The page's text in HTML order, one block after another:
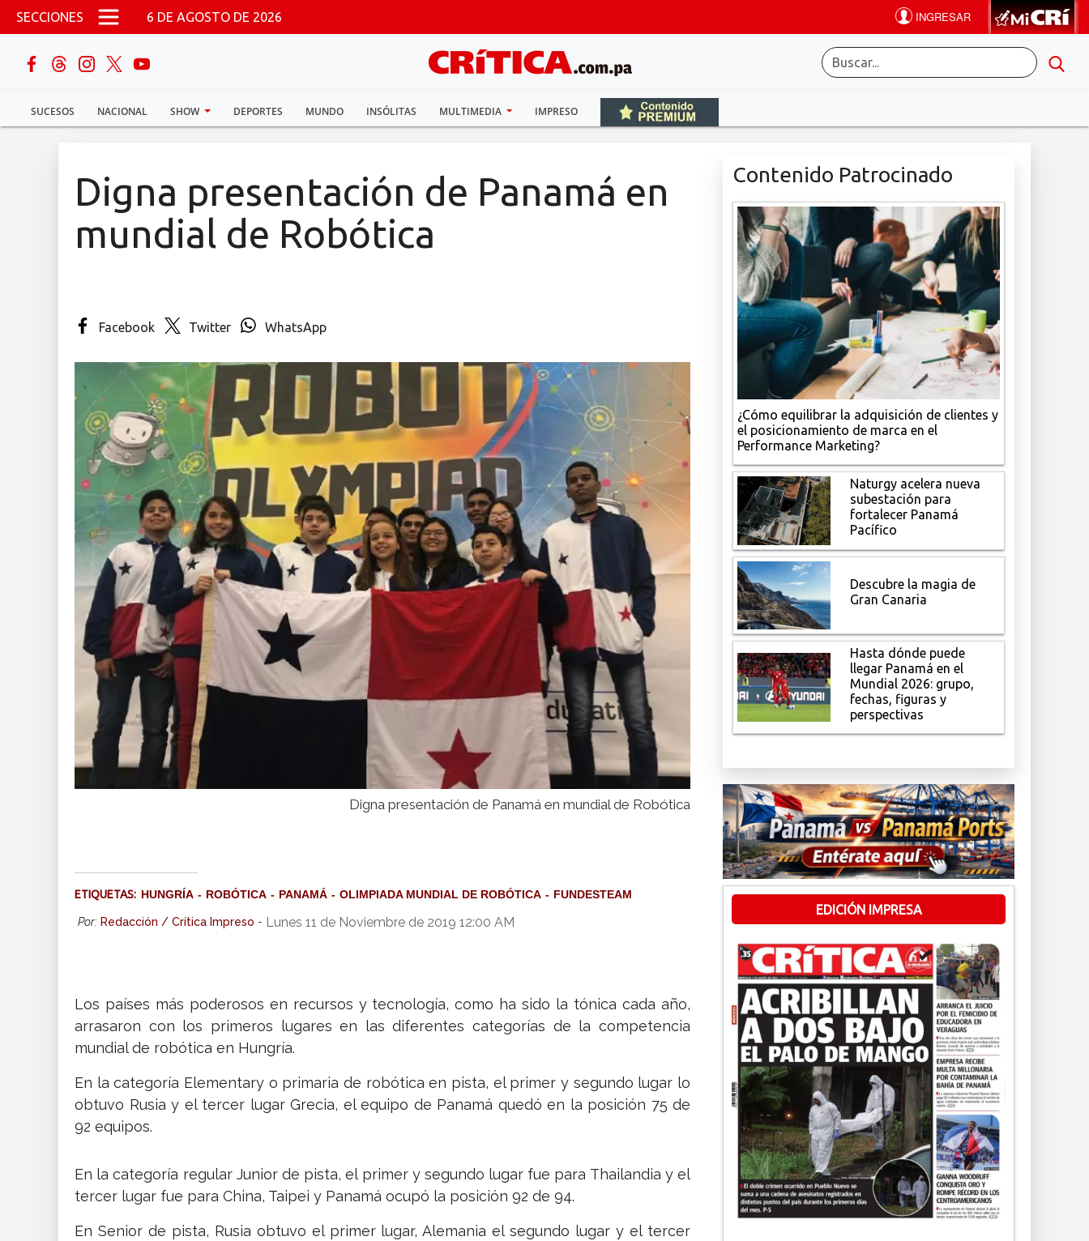
Pasar al contenido principal
SECCIONES 6 DE AGOSTO DE 2026
SUCESOS NACIONAL SHOW DEPORTES MUNDO INSÓLITAS MULTIMEDIA IMPRESO
buscar
Sucesos
Digna presentación de Panamá en
mundial de Robótica
Facebook Twitter WhatsApp
Digna presentación de Panamá en mundial de Robótica
ETIQUETAS: HUNGRÍA ROBÓTICA PANAMÁ OLIMPIADA MUNDIAL DE ROBÓTICA FUNDESTEAM
Por: Redacción / Crítica Impreso - Lunes 11 de Noviembre de 2019 12:00 AM
Los países más poderosos en recursos y tecnología, como ha sido la tónica cada año,
arrasaron con los primeros lugares en las diferentes categorías de la competencia
mundial de robótica en Hungría.
En la categoría Elementary o primaria de robótica en pista, el primer y segundo lugar lo
obtuvo Rusia y el tercer lugar Grecia, el equipo de Panamá quedó en la posición 75 de
92 equipos.
En la categoría regular Junior de pista, el primer y segundo lugar fue para Thailandia y el
tercer lugar fue para China, Taipei y Panamá ocupó la posición 92 de 94.
En Senior de pista, Rusia obtuvo el primer lugar, Alemania el segundo lugar y el tercer
Contenido Patrocinado
¿Cómo equilibrar la adquisición de clientes y
el posicionamiento de marca en el
Performance Marketing?
Naturgy acelera nueva
subestación para
fortalecer Panamá
Pacífico
Descubre la magia de
Gran Canaria
Hasta dónde puede
llegar Panamá en el
Mundial 2026: grupo,
fechas, figuras y
perspectivas
EDICIÓN IMPRESA